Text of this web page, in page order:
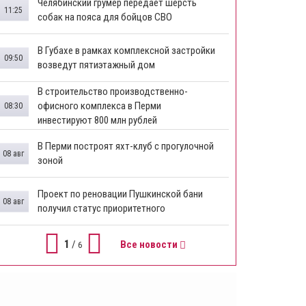
собак на пояса для бойцов СВО
11:25
В Губахе в рамках комплексной застройки
возведут пятиэтажный дом
09:50
​В строительство производственно-
офисного комплекса в Перми
инвестируют 800 млн рублей
08:30
В Перми построят яхт-клуб с прогулочной
зоной
08 авг
​Проект по реновации Пушкинской бани
получил статус приоритетного
08 авг
1 / 6 Все новости